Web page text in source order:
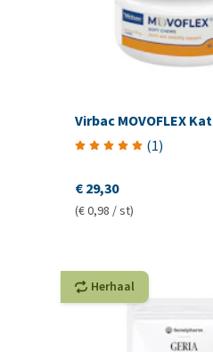
Virbac MOVOFLEX Kat
(1)
€ 29,30
(€ 0,98 / st)
Herhaal